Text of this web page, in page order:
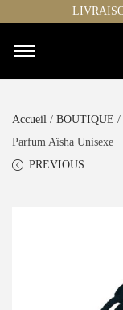
Accueil / BOUTIQUE /
Parfum Aïsha Unisexe
PREVIOUS